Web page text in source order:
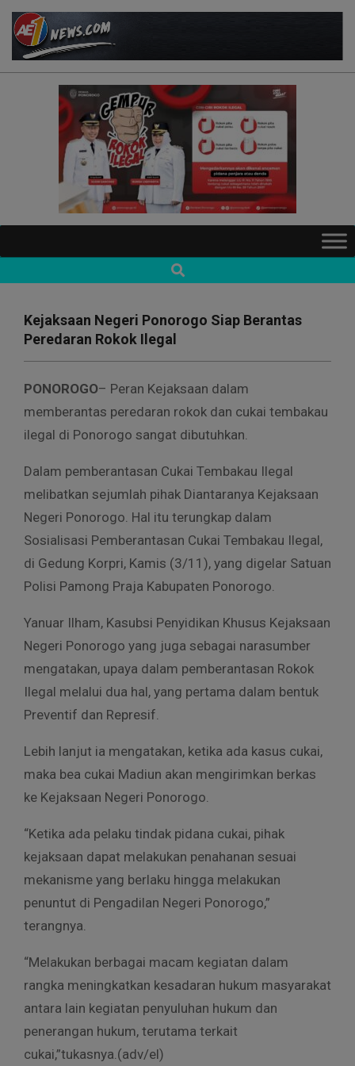
Skip
content
AE1NEWS
Navigation
Search
Kejaksaan Negeri Ponorogo Siap Berantas
Peredaran Rokok Ilegal
PONOROGO– Peran Kejaksaan dalam
memberantas peredaran rokok dan cukai tembakau
ilegal di Ponorogo sangat dibutuhkan.
Dalam pemberantasan Cukai Tembakau Ilegal
melibatkan sejumlah pihak Diantaranya Kejaksaan
Negeri Ponorogo. Hal itu terungkap dalam
Sosialisasi Pemberantasan Cukai Tembakau Ilegal,
di Gedung Korpri, Kamis (3/11), yang digelar Satuan
Polisi Pamong Praja Kabupaten Ponorogo.
Yanuar Ilham, Kasubsi Penyidikan Khusus Kejaksaan
Negeri Ponorogo yang juga sebagai narasumber
mengatakan, upaya dalam pemberantasan Rokok
Ilegal melalui dua hal, yang pertama dalam bentuk
Preventif dan Represif.
Lebih lanjut ia mengatakan, ketika ada kasus cukai,
maka bea cukai Madiun akan mengirimkan berkas
ke Kejaksaan Negeri Ponorogo.
“Ketika ada pelaku tindak pidana cukai, pihak
kejaksaan dapat melakukan penahanan sesuai
mekanisme yang berlaku hingga melakukan
penuntut di Pengadilan Negeri Ponorogo,”
terangnya.
“Melakukan berbagai macam kegiatan dalam
rangka meningkatkan kesadaran hukum masyarakat
antara lain kegiatan penyuluhan hukum dan
penerangan hukum, terutama terkait
cukai,”tukasnya.(adv/el)